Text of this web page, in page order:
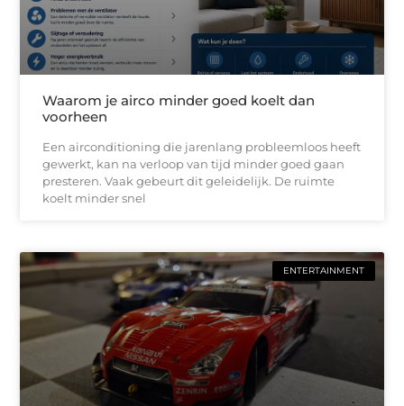
Waarom je airco minder goed koelt dan
voorheen
Een airconditioning die jarenlang probleemloos heeft
gewerkt, kan na verloop van tijd minder goed gaan
presteren. Vaak gebeurt dit geleidelijk. De ruimte
koelt minder snel
ENTERTAINMENT